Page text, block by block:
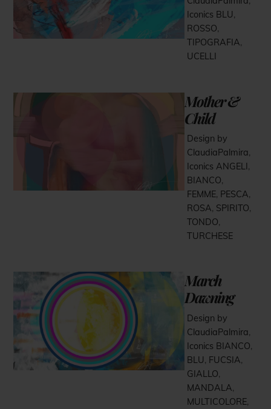
Iconics BLU,
ROSSO,
TIPOGRAFIA,
UCELLI
Mother &
Child
Design by
ClaudiaPalmira,
Iconics ANGELI,
BIANCO,
FEMME, PESCA,
ROSA, SPIRITO,
TONDO,
TURCHESE
March
Dawning
Design by
ClaudiaPalmira,
Iconics BIANCO,
BLU, FUCSIA,
GIALLO,
MANDALA,
MULTICOLORE,